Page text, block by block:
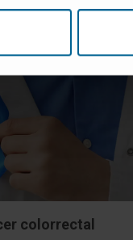
colorrectal